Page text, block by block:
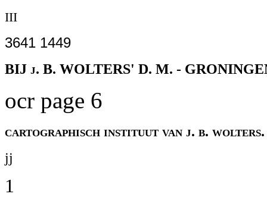
III
3641 1449
BIJ j. B. WOLTERS' D. M. -
ocr page 6
cartographisch instituut van j. b. wolters.
jj
1